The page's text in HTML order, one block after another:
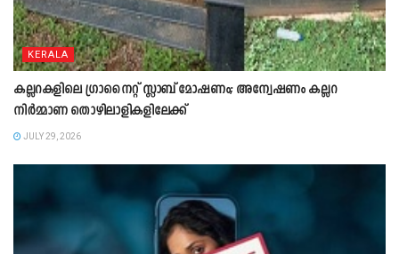
KERALA
കല്ലറകളിലെ ഗ്രാനൈറ്റ് സ്ലാബ് മോഷണം; അന്വേഷണം കല്ലറ
നിർമ്മാണ തൊഴിലാളികളിലേക്ക്
JULY 29, 2026